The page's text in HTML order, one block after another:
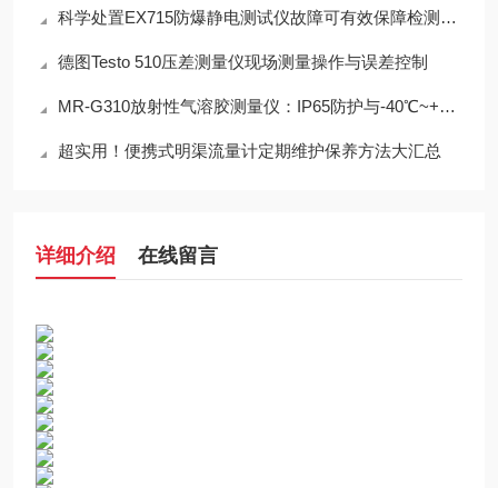
科学处置EX715防爆静电测试仪故障可有效保障检测工作正常开展
德图Testo 510压差测量仪现场测量操作与误差控制
MR-G310放射性气溶胶测量仪：IP65防护与-40℃~+50℃宽温工作能力
超实用！便携式明渠流量计定期维护保养方法大汇总
详细介绍 在线留言